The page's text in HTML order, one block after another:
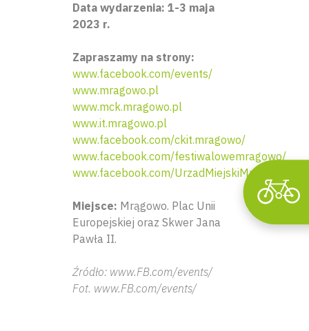
Data wydarzenia: 1-3 maja
2023 r.
Zapraszamy na strony:
www.facebook.com/events/
www.mragowo.pl
www.mck.mragowo.pl
www.it.mragowo.pl
www.facebook.com/ckit.mragowo/
www.facebook.com/festiwalowemragowo/
www.facebook.com/UrzadMiejskiMragowo/
Miejsce: Mrągowo. Plac Unii
Europejskiej oraz Skwer Jana
Pawła II.
Źródło: www.FB.com/events/
Fot. www.FB.com/events/